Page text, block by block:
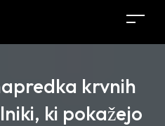
krvnih
ki pokažejo